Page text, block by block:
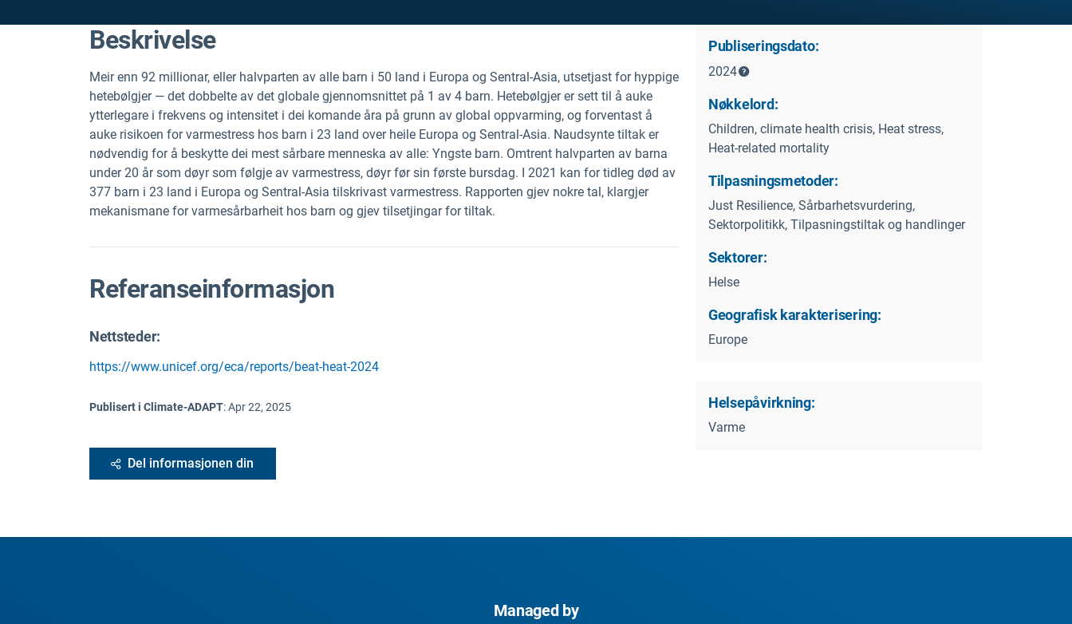
Beskrivelse
Meir enn 92 millionar, eller halvparten av alle barn i 50 land i Europa og Sentral-Asia, utsetjast for hyppige
hetebølgjer — det dobbelte av det globale gjennomsnittet på 1 av 4 barn. Hetebølgjer er sett til å auke
ytterlegare i frekvens og intensitet i dei komande åra på grunn av global oppvarming, og forventast å
auke risikoen for varmestress hos barn i 23 land over heile Europa og Sentral-Asia. Naudsynte tiltak er
nødvendig for å beskytte dei mest sårbare menneska av alle: Yngste barn. Omtrent halvparten av barna
under 20 år som døyr som følgje av varmestress, døyr før sin første bursdag. I 2021 kan for tidleg død av
377 barn i 23 land i Europa og Sentral-Asia tilskrivast varmestress. Rapporten gjev nokre tal, klargjer
mekanismane for varmesårbarheit hos barn og gjev tilsetjingar for tiltak.
Referanseinformasjon
Nettsteder:
https://www.unicef.org/eca/reports/beat-heat-2024
Publisert i Climate-ADAPT:Apr 22, 2025
Del informasjonen din
Publiseringsdato:
2024
Nøkkelord:
Children, climate health crisis, Heat stress,
Heat-related mortality
Tilpasningsmetoder:
Just Resilience, Sårbarhetsvurdering,
Sektorpolitikk, Tilpasningstiltak og handlinger
Sektorer:
Helse
Geografisk karakterisering:
Europe
Helsepåvirkning:
Varme
Managed by